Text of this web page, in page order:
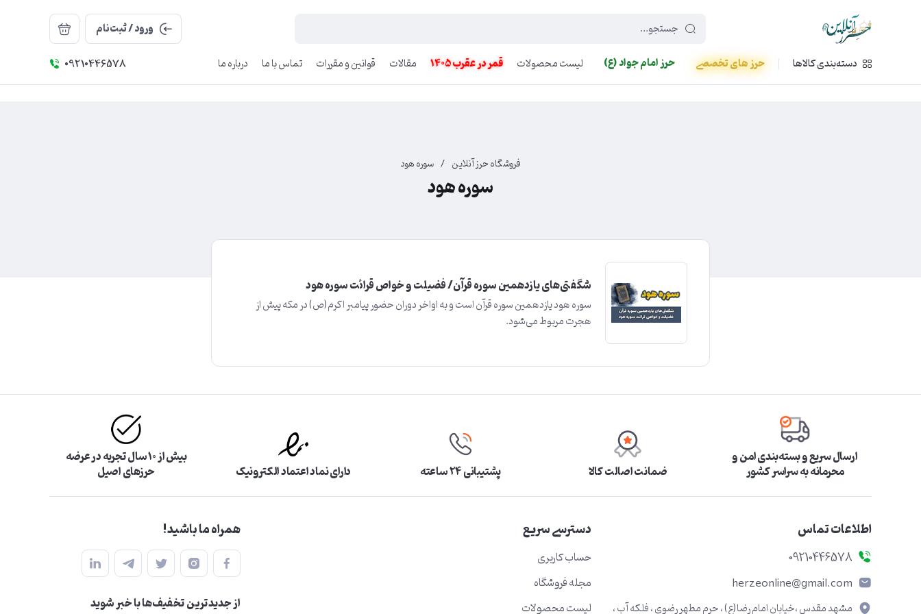
449f43cf-3da2-4422-bb12-2566cb5b8b05
ورود / ثبت‌نام
دسته‌بندی کالاها
حرز های تخصصی حرز امام جواد (ع) لیست محصولات قمر در عقرب 1405 مقالات قوانین و مقررات تماس با ما درباره ما 09210446578
فروشگاه حرز آنلاین / سوره هود
سوره هود
شگفتی‌های یازدهمین سوره قرآن/ فضیلت و خواص قرائت سوره هود
سوره هود یازدهمین سوره قرآن است و به اواخر دوران حضور پیامبر اکرم(ص) در مکه پیش از
هجرت مربوط می‌شود.
ارسال سریع و بسته‌بندی امن و
محرمانه به سراسر کشور ضمانت اصالت کالا پشتیبانی ۲۴ ساعته دارای نماد اعتماد الکترونیک
بیش از ۱۰ سال تجربه در عرضه
حرزهای اصیل
اطلاعات تماس
09210446578
herzeonline@gmail.com
مشهد مقدس ،خیابان امام رضا(ع) ، حرم مطهر رضوی ، فلکه آب ،
دسترسی سریع
حساب کاربری
مجله فروشگاه
لیست محصولات
همراه ما باشید!
از جدید‌ترین تخفیف‌ها با‌ خبر شوید